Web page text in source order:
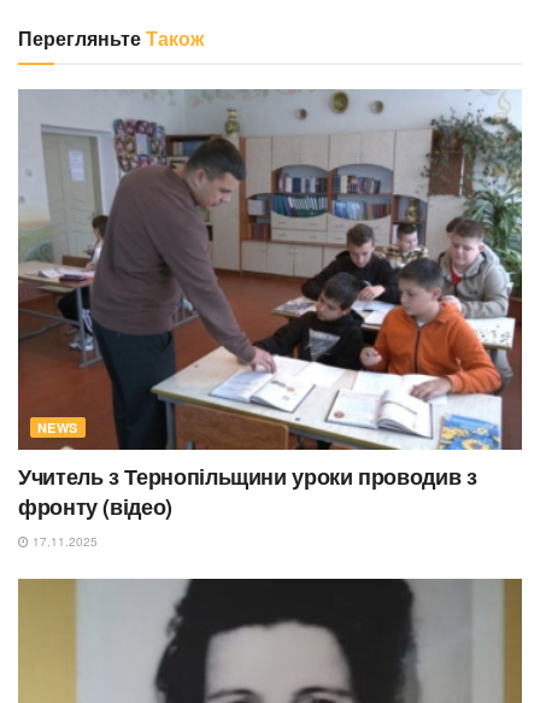
ПерегляньтеТакож
NEWS
Учитель з Тернопільщини уроки проводив з
фронту (відео)
17.11.2025